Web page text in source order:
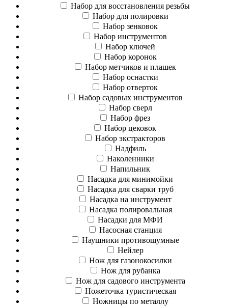
Набор для восстановления резьбы
Набор для полировки
Набор зенковок
Набор инструментов
Набор ключей
Набор коронок
Набор метчиков и плашек
Набор оснастки
Набор отверток
Набор садовых инструментов
Набор сверл
Набор фрез
Набор цековок
Набор экстракторов
Надфиль
Наколенники
Напильник
Насадка для минимойки
Насадка для сварки труб
Насадка на инструмент
Насадка полировальная
Насадки для МФИ
Насосная станция
Наушники противошумные
Нейлер
Нож для газонокосилки
Нож для рубанка
Нож для садового инструмента
Ножеточка туристическая
Ножницы по металлу